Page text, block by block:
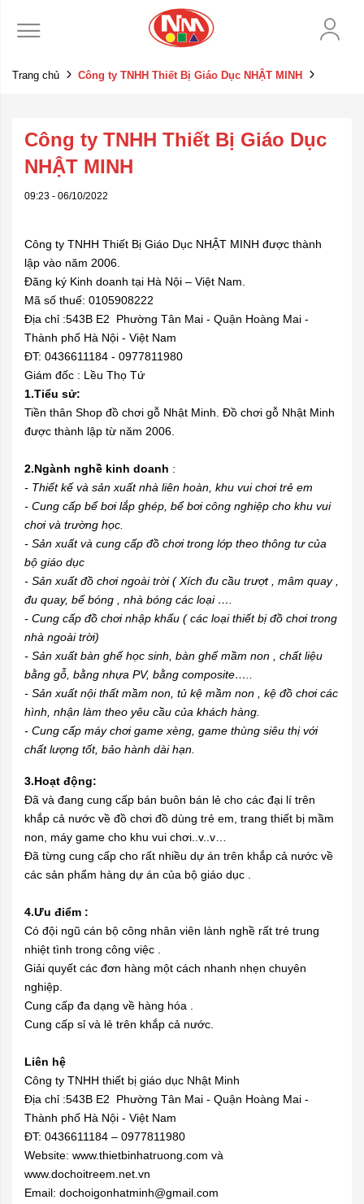
Trang chủ Công ty TNHH Thiết Bị Giáo Dục NHẬT MINH
Công ty TNHH Thiết Bị Giáo Dục
NHẬT MINH
09:23 - 06/10/2022
Công ty TNHH Thiết Bị Giáo Dục NHẬT MINH được thành
lập vào năm 2006.
Đăng ký Kinh doanh tại Hà Nội – Việt Nam.
Mã số thuế: 0105908222
Địa chỉ :543B E2 Phường Tân Mai - Quận Hoàng Mai -
Thành phố Hà Nội - Việt Nam
ĐT: 0436611184 - 0977811980
Giám đốc : Lều Thọ Tứ
1.Tiểu sử:
Tiền thân Shop đồ chơi gỗ Nhật Minh. Đồ chơi gỗ Nhật Minh
được thành lập từ năm 2006.
2.Ngành nghề kinh doanh :
- Thiết kế và sản xuất nhà liên hoàn, khu vui chơi trẻ em
- Cung cấp bể bơi lắp ghép, bể bơi công nghiệp cho khu vui
chơi và trường học.
- Sản xuất và cung cấp đồ chơi trong lớp theo thông tư của
bộ giáo dục
- Sản xuất đồ chơi ngoài trời ( Xích đu cầu trượt , mâm quay ,
đu quay, bể bóng , nhà bóng các loại ….
- Cung cấp đồ chơi nhập khẩu ( các loại thiết bị đồ chơi trong
nhà ngoài trời)
- Sản xuất bàn ghế học sinh, bàn ghế mầm non , chất liệu
bằng gỗ, bằng nhựa PV, bằng composite…..
- Sản xuất nội thất mầm non, tủ kệ mầm non , kệ đồ chơi các
hình, nhận làm theo yêu cầu của khách hàng.
- Cung cấp máy chơi game xèng, game thùng siêu thị với
chất lượng tốt, bảo hành dài hạn.
3.Hoạt động:
Đã và đang cung cấp bán buôn bán lẻ cho các đại lí trên
khắp cả nước về đồ chơi đồ dùng trẻ em, trang thiết bị mầm
non, máy game cho khu vui chơi..v..v…
Đã từng cung cấp cho rất nhiều dự án trên khắp cả nước về
các sản phẩm hàng dự án của bộ giáo dục .
4.Ưu điểm :
Có đội ngũ cán bộ công nhân viên lành nghề rất trẻ trung
nhiệt tình trong công việc .
Giải quyết các đơn hàng một cách nhanh nhẹn chuyên
nghiệp.
Cung cấp đa dạng về hàng hóa .
Cung cấp sỉ và lẻ trên khắp cả nước.
Liên hệ
Công ty TNHH thiết bị giáo dục Nhật Minh
Địa chỉ :543B E2 Phường Tân Mai - Quận Hoàng Mai -
Thành phố Hà Nội - Việt Nam
ĐT: 0436611184 – 0977811980
Website: www.thietbinhatruong.com và
www.dochoitreem.net.vn
Email: dochoigonhatminh@gmail.com